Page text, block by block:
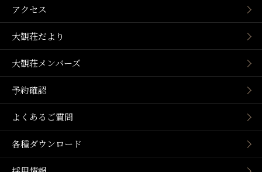
アクセス
大観荘だより
大観荘メンバーズ
予約確認
よくあるご質問
各種ダウンロード